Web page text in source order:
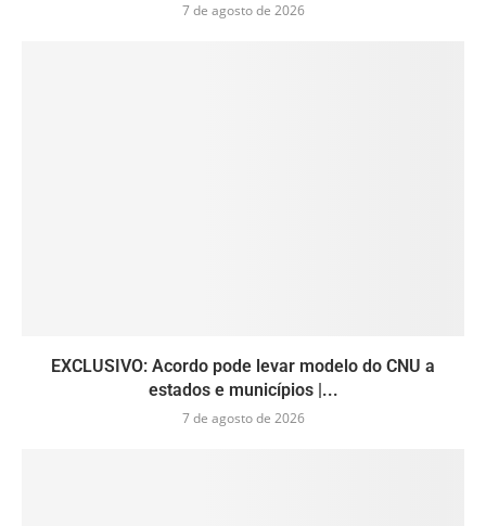
7 de agosto de 2026
EXCLUSIVO: Acordo pode levar modelo do CNU a
estados e municípios |...
7 de agosto de 2026